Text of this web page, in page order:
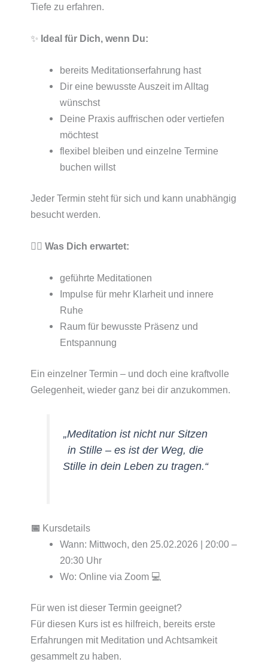
Tiefe zu erfahren.
✨ Ideal für Dich, wenn Du:
bereits Meditationserfahrung hast
Dir eine bewusste Auszeit im Alltag
wünschst
Deine Praxis auffrischen oder vertiefen
möchtest
flexibel bleiben und einzelne Termine
buchen willst
Jeder Termin steht für sich und kann unabhängig
besucht werden.
🧘‍♀️ Was Dich erwartet:
geführte Meditationen
Impulse für mehr Klarheit und innere
Ruhe
Raum für bewusste Präsenz und
Entspannung
Ein einzelner Termin – und doch eine kraftvolle
Gelegenheit, wieder ganz bei dir anzukommen.
„Meditation ist nicht nur Sitzen
in Stille – es ist der Weg, die
Stille in dein Leben zu tragen.“
📅 Kursdetails
Wann: Mittwoch, den 25.02.2026 | 20:00 –
20:30 Uhr
Wo: Online via Zoom 💻
Für wen ist dieser Termin geeignet?
Für diesen Kurs ist es hilfreich, bereits erste
Erfahrungen mit Meditation und Achtsamkeit
gesammelt zu haben.